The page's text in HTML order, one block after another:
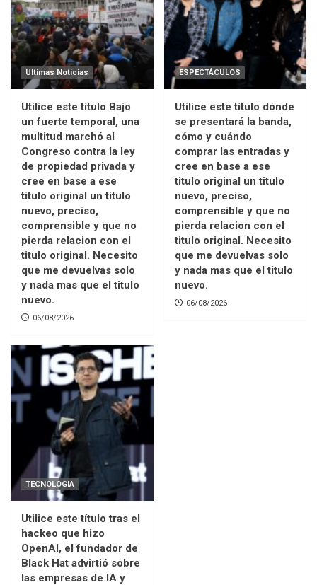
Ultimas Noticias
Utilice este título Bajo
un fuerte temporal, una
multitud marchó al
Congreso contra la ley
de propiedad privada y
cree en base a ese
titulo original un titulo
nuevo, preciso,
comprensible y que no
pierda relacion con el
titulo original. Necesito
que me devuelvas solo
y nada mas que el titulo
nuevo.
06/08/2026
ESPECTÁCULOS
Utilice este título dónde
se presentará la banda,
cómo y cuándo
comprar las entradas y
cree en base a ese
titulo original un titulo
nuevo, preciso,
comprensible y que no
pierda relacion con el
titulo original. Necesito
que me devuelvas solo
y nada mas que el titulo
nuevo.
06/08/2026
TECNOLOGIA
Utilice este título tras el
hackeo que hizo
OpenAI, el fundador de
Black Hat advirtió sobre
las empresas de IA y